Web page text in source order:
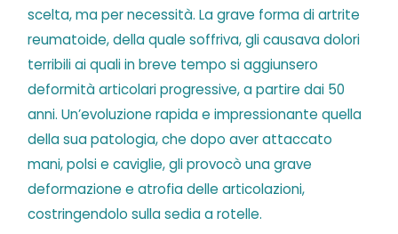
scelta, ma per necessità. La grave forma di artrite
reumatoide, della quale soffriva, gli causava dolori
terribili ai quali in breve tempo si aggiunsero
deformità articolari progressive, a partire dai 50
anni. Un’evoluzione rapida e impressionante quella
della sua patologia, che dopo aver attaccato
mani, polsi e caviglie, gli provocò una grave
deformazione e atrofia delle articolazioni,
costringendolo sulla sedia a rotelle.